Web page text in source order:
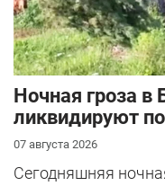
Ночная гроза в
ликвидируют
07 августа 2026
Сегодняшняя